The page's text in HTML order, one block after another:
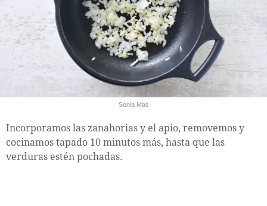
Sonia Mas
Incorporamos las zanahorias y el apio, removemos y
cocinamos tapado 10 minutos más, hasta que las
verduras estén pochadas.